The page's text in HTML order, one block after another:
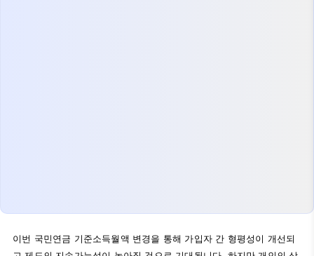
이번 국민연금 기준소득월액 변경을 통해 가입자 간 형평성이 개선되